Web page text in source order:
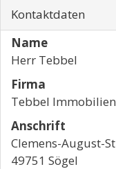
Kontaktdaten
Name
Herr Tebbel
Firma
Tebbel
Anschrift
Clemens-August-
49751 Sögel